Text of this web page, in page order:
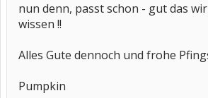
nun denn, passt schon - gut das
wissen !!
Alles Gute dennoch und frohe
Pumpkin